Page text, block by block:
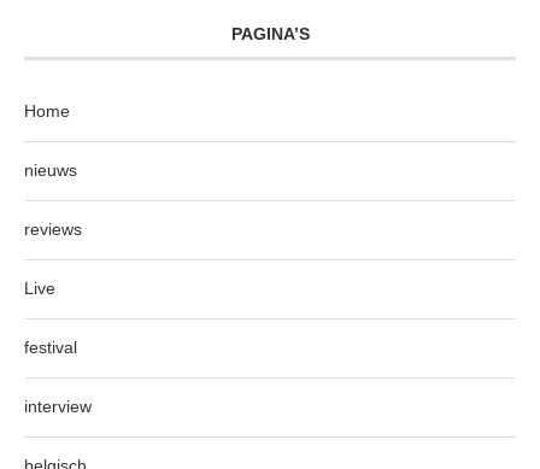
PAGINA’S
Home
nieuws
reviews
Live
festival
interview